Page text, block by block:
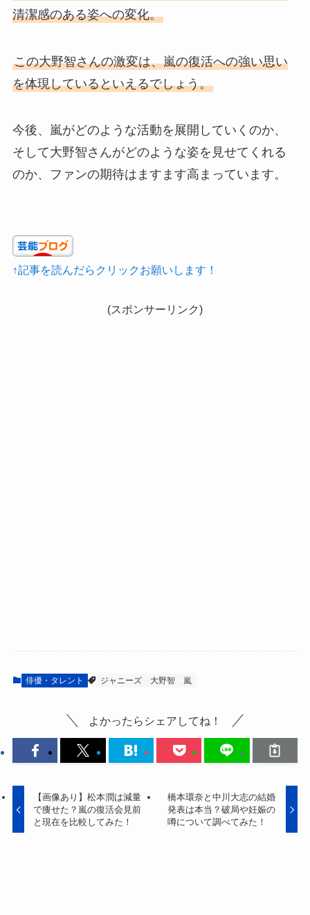
清潔感のある姿への変化。
この大野智さんの激変は、嵐の復活への強い思い
を体現しているといえるでしょう。
今後、嵐がどのような活動を展開していくのか、
そして大野智さんがどのような姿を見せてくれる
のか、ファンの期待はますます高まっています。
↑記事を読んだらクリックお願いします！
(スポンサーリンク)
俳優・タレント ジャニーズ 大野智 嵐
よかったらシェアしてね！
【画像あり】松本潤は減量
で痩せた？嵐の復活会見前
と現在を比較してみた！
橋本環奈と中川大志の結婚
発表は本当？破局や妊娠の
噂について調べてみた！